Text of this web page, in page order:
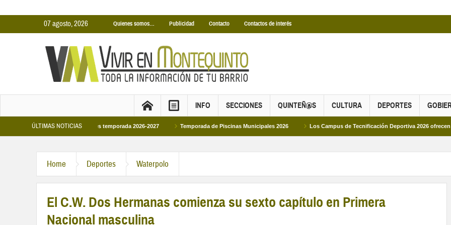
07 agosto, 2026 Quienes somos… Publicidad Contacto Contactos de interés
INFO SECCIONES QUINTEÑ@S CULTURA DEPORTES
ÚLTIMAS NOTICIAS
Municipales temporada 2026-2027 Temporada de Piscinas Municipales 2026 Los Campus de Tecnificación Deportiva 2026 ofrecen cuatro
Home Deportes Waterpolo
El C.W. Dos Hermanas comienza su sexto capítulo en Primera
Nacional masculina